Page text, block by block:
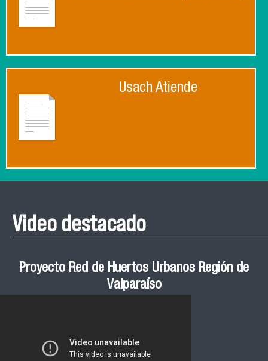
Usach Atiende
Video destacado
Proyecto Red de Huertos Urbanos Región de
Valparaíso